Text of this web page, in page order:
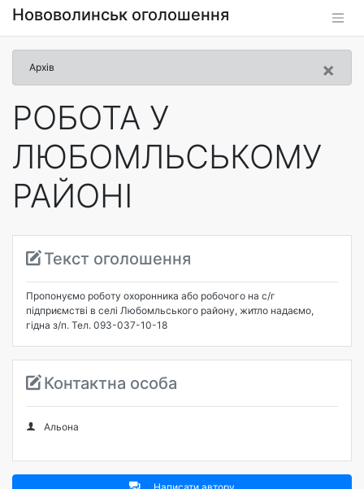
Нововолинськ оголошення
×
Архів
РОБОТА У
ЛЮБОМЛЬСЬКОМУ
РАЙОНІ
Текст оголошення
Пропонуємо роботу охоронника або робочого на с/г
підприємстві в селі Любомльського району, житло надаємо,
гідна з/п. Тел. 093-037-10-18
Контактна особа
Альона